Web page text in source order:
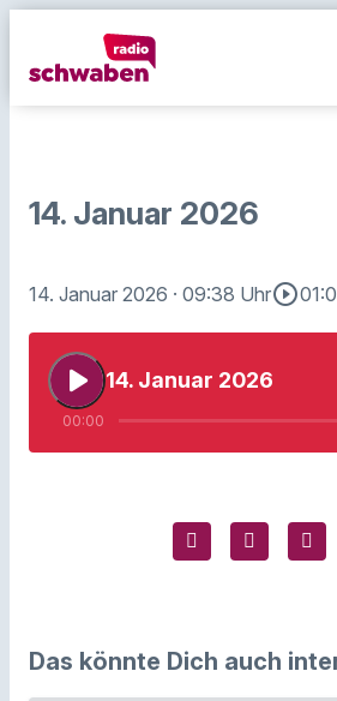
14. Januar 2026
14. Januar 2026 · 09:38 Uhrplay_circle_outline
play_arrow 14. Januar 2026
00:00
Das könnte Dich auch